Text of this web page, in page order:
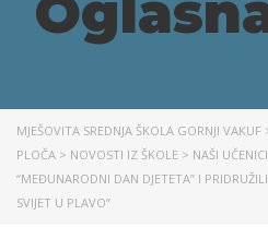
MJEŠOVITA SREDNJA ŠKOLA GORNJI VAKUF
PLOČA > NOVOSTI IZ ŠKOLE > NAŠI
“MEĐUNARODNI DAN DJETETA” I
SVIJET U PLAVO”